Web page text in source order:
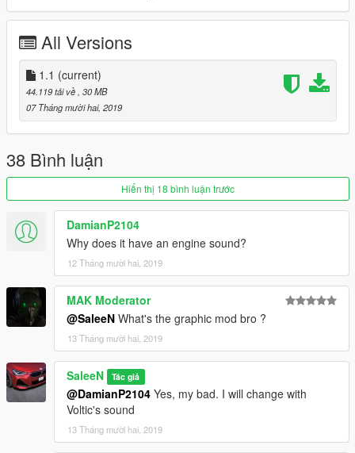
All Versions
1.1 (current)
44.119 tải về , 30 MB
07 Tháng mười hai, 2019
38 Bình luận
Hiển thị 18 bình luận trước
DamianP2104
Why does it have an engine sound?
12 Tháng mười hai, 2019
MAK Moderator
@SaleeN What's the graphic mod bro ?
13 Tháng mười hai, 2019
SaleeN Tác giả
@DamianP2104 Yes, my bad. I will change with
Voltic's sound
13 Tháng mười hai, 2019